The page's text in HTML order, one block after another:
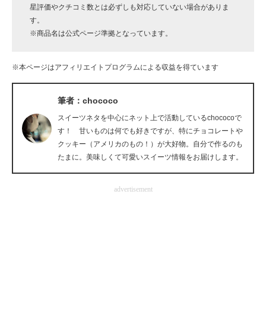
企業向けIT製品の総合サイト
モノづくり技術者専門サイト
エレクトロニクス専門サイト
電子設計の基本と応用
星評価やクチコミ数とは必ずしも対応していない場合がありま
す。
※商品名は公式ページ準拠となっています。
※本ページはアフィリエイトプログラムによる収益を得ています
筆者：chococo
スイーツネタを中心にネット上で活動しているchococoで
す！ 甘いものは何でも好きですが、特にチョコレートや
クッキー（アメリカのもの！）が大好物。自分で作るのも
たまに。美味しくて可愛いスイーツ情報をお届けします。
advertisement